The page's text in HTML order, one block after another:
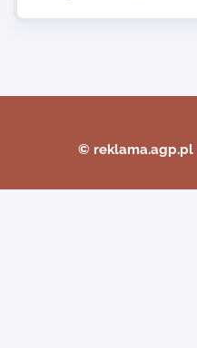
© reklama.agp.pl